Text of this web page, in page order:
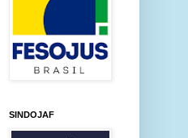
SINDOJAF